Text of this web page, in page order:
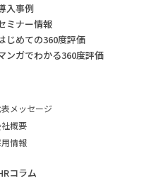
入事例
ミナー情報
じめての360度評価
ンガでわかる360度評価
メッセージ
概要
情報
コラム